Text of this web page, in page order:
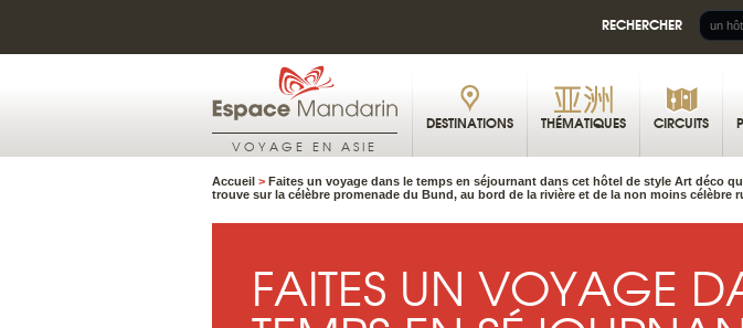
RECHERCHER
VOYAGE EN ASIE
DESTINATIONS THÉMATIQUES CIRCUITS
Accueil > Faites un voyage dans le temps en séjournant dans cet hôtel de style Art déco
trouve sur la célèbre promenade du Bund, au bord de la rivière et de la non moins célèbre
FAITES UN VOYAGE